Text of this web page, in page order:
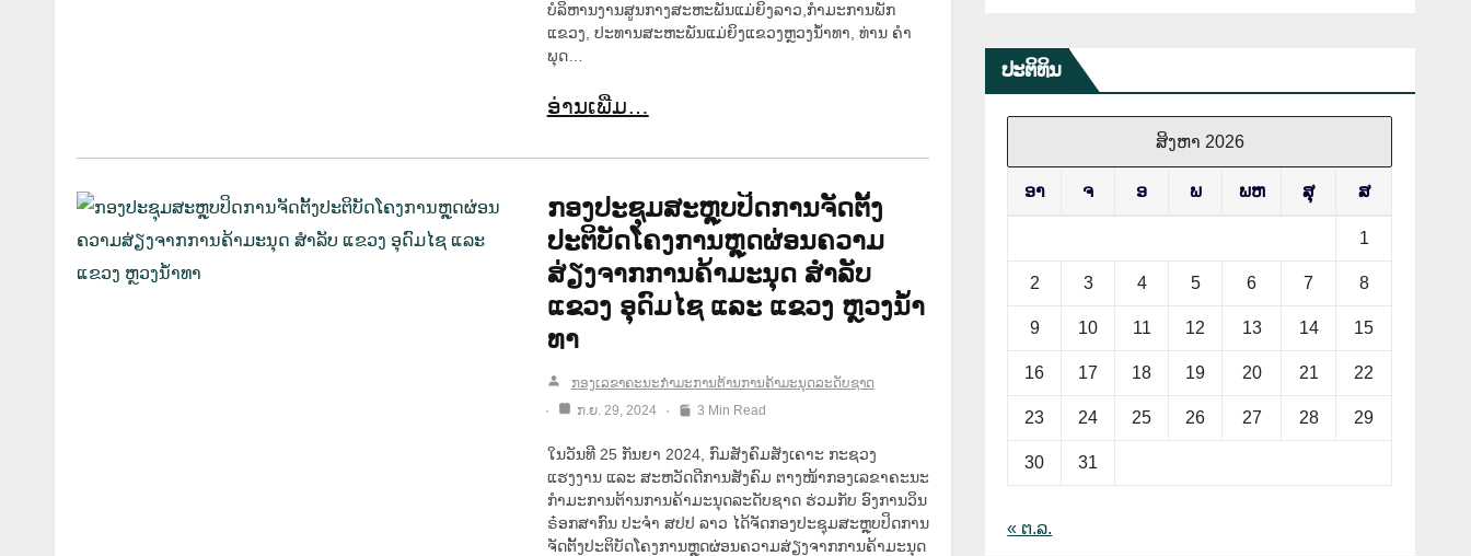
ບໍລິຫານງານສູນກາງສະຫະພັນແມ່ຍິງລາວ,ກຳມະການພັກ
ແຂວງ, ປະທານສະຫະພັນແມ່ຍິງແຂວງຫຼວງນໍ້າທາ, ທ່ານ ຄໍາ
ພຸດ…
ອ່ານເພີ່ມ…
ກອງປະຊຸມສະຫຼຸບປິດການຈັດຕັ້ງ
ປະຕິບັດໂຄງການຫຼຸດຜ່ອນຄວາມ
ສ່ຽງຈາກການຄ້າມະນຸດ ສຳລັບ
ແຂວງ ອຸດົມໄຊ ແລະ ແຂວງ ຫຼວງນໍ້າ
ທາ
ກອງເລຂາຄະນະກຳມະການຕ້ານການຄ້າມະນຸດລະດັບຊາດ
ກ.ຍ. 29, 2024
3 Min Read
ໃນວັນທີ 25 ກັນຍາ 2024, ກົມສັງຄົມສັງເຄາະ ກະຊວງ
ແຮງງານ ແລະ ສະຫວັດດີການສັງຄົມ ຕາງໜ້າກອງເລຂາຄະນະ
ກຳມະການຕ້ານການຄ້າມະນຸດລະດັບຊາດ ຮ່ວມກັບ ອົງການວິນ
ຣ໋ອກສາກົນ ປະຈຳ ສປປ ລາວ ໄດ້ຈັດກອງປະຊຸມສະຫຼຸບປິດການ
ຈັດຕັ້ງປະຕິບັດໂຄງການຫຼຸດຜ່ອນຄວາມສ່ຽງຈາກການຄ້າມະນຸດ
ປະຕິທິນ
ສິງຫາ 2026
ອາ ຈ ອ ພ ພຫ ສຸ ສ
1
2 3 4 5 6 7 8
9 10 11 12 13 14 15
16 17 18 19 20 21 22
23 24 25 26 27 28 29
30 31
« ຕ.ລ.